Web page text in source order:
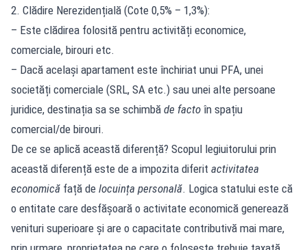
2. Clădire Nerezidențială (Cote 0,5% – 1,3%):
– Este clădirea folosită pentru activități economice,
comerciale, birouri etc.
– Dacă același apartament este închiriat unui PFA, unei
societăți comerciale (SRL, SA etc.) sau unei alte persoane
juridice, destinația sa se schimbă de facto în spațiu
comercial/de birouri.
De ce se aplică această diferență? Scopul legiuitorului prin
această diferență este de a impozita diferit activitatea
economică față de locuința personală. Logica statului este că
o entitate care desfășoară o activitate economică generează
venituri superioare și are o capacitate contributivă mai mare,